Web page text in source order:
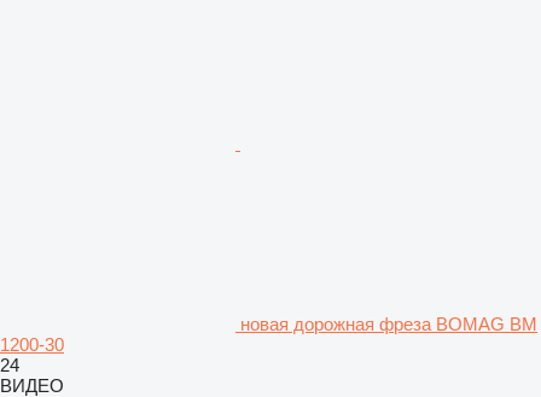
новая дорожная фреза BOMAG BM
1200-30
24
ВИДЕО